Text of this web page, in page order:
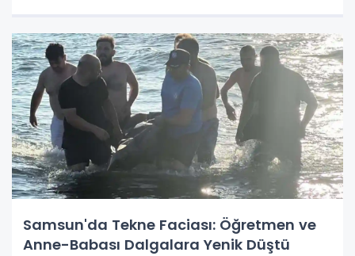
Samsun'da Tekne Faciası: Öğretmen ve
Anne-Babası Dalgalara Yenik Düştü